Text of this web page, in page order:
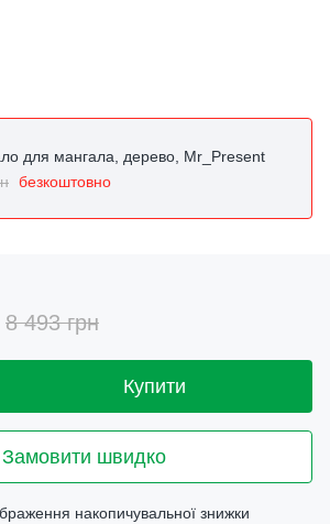
для мангала, дерево, Mr_Present
безкоштовно
8 493 грн
Купити
Замовити швидко
накопичувальної знижки